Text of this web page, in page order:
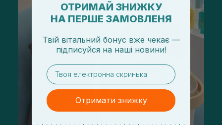
ОТРИМАЙ ЗНИЖКУ
НА ПЕРШЕ ЗАМОВЛЕНЯ
Твій вітальний бонус вже чекає —
підписуйся на наші новини!
email
Отримати знижку